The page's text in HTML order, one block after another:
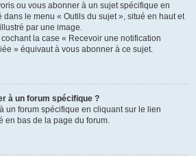
ou vous abonner à un sujet spécifique en
le menu « Outils du sujet », situé en haut et
par une image.
la case « Recevoir une notification
» équivaut à vous abonner à ce sujet.
à un forum spécifique ?
un forum spécifique en cliquant sur le lien
en bas de la page du forum.